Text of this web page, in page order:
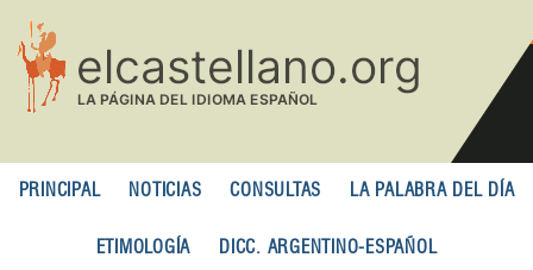
contenido
principal
PRINCIPAL NOTICIAS CONSULTAS LA PALABRA DEL DÍA
ETIMOLOGÍA DICC. ARGENTINO-ESPAÑOL